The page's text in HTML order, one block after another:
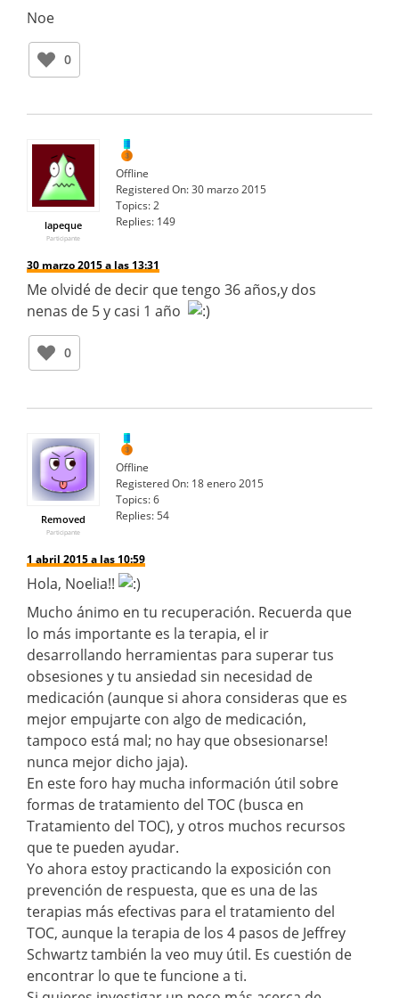
Noe
0
lapeque
Participante
Offline
Registered On:30 marzo 2015
Topics:2
Replies: 149
30 marzo 2015 a las 13:31
Me olvidé de decir que tengo 36 años,y dos
nenas de 5 y casi 1 año
0
Removed
Participante
Offline
Registered On: 18 enero 2015
Topics:6
Replies:54
1 abril 2015 a las 10:59
Hola, Noelia!!
Mucho ánimo en tu recuperación. Recuerda que
lo más importante es la terapia, el ir
desarrollando herramientas para superar tus
obsesiones y tu ansiedad sin necesidad de
medicación (aunque si ahora consideras que es
mejor empujarte con algo de medicación,
tampoco está mal; no hay que obsesionarse!
nunca mejor dicho jaja).
En este foro hay mucha información útil sobre
formas de tratamiento del TOC (busca en
Tratamiento del TOC), y otros muchos recursos
que te pueden ayudar.
Yo ahora estoy practicando la exposición con
prevención de respuesta, que es una de las
terapias más efectivas para el tratamiento del
TOC, aunque la terapia de los 4 pasos de Jeffrey
Schwartz también la veo muy útil. Es cuestión de
encontrar lo que te funcione a ti.